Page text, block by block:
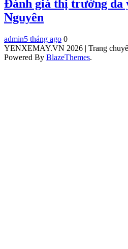
Đánh giá thị trường da
Nguyên
admin5 tháng ago 0
YENXEMAY.VN 2026 | Trang
Powered By BlazeThemes.